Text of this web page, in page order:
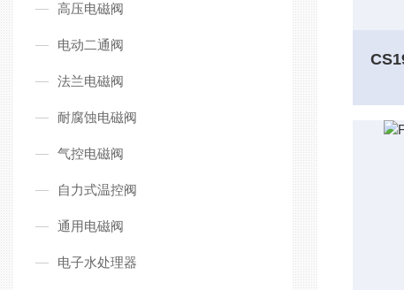
高压电磁阀
电动二通阀
法兰电磁阀
耐腐蚀电磁阀
气控电磁阀
自力式温控阀
通用电磁阀
电子水处理器